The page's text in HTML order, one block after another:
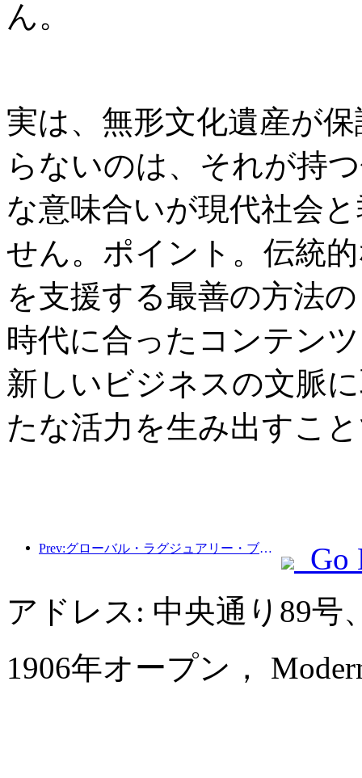
ん。
実は、無形文化遺産が
らないのは、それが持
な意味合いが現代社会
せん。ポイント。伝統
を支援する最善の方法
時代に合ったコンテン
新しいビジネスの文脈
たな活力を生み出すこ
Prev:グローバル・ラグジュアリー・ブティック・ホテル・ロードショーが中華圏で主導権を握り、インターコンチネンタル・ホテルズ・グループが観光市場の質の高い発展を推進
Go
アドレス: 中央通り89号
1906年オープン，